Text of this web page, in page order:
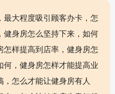
大程度吸引顾客办卡，怎
身房怎么坚持下来，如何
样提高到店率，健身房怎
，健身房怎样才能提高业
怎么才能让健身房有人